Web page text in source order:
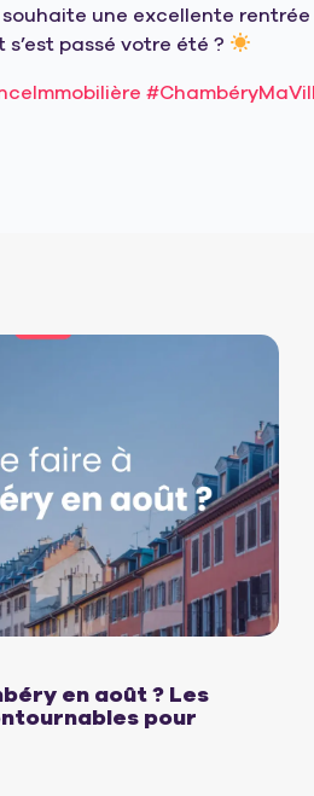
souhaite une excellente
s’est passé votre été ?
en août ? Les
pour